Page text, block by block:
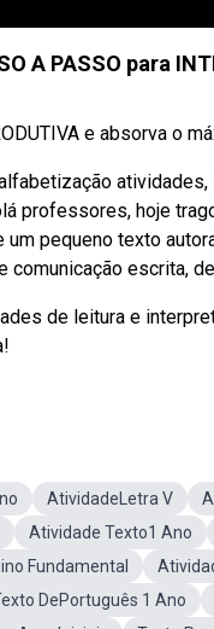
A PASSO para
e absorva o
professores, hoje
um pequeno texto
escrita,
de leitura e
AtividadeLetra V
Atividade Texto1 Ano
Fundamental
DePortuguês 1 Ano